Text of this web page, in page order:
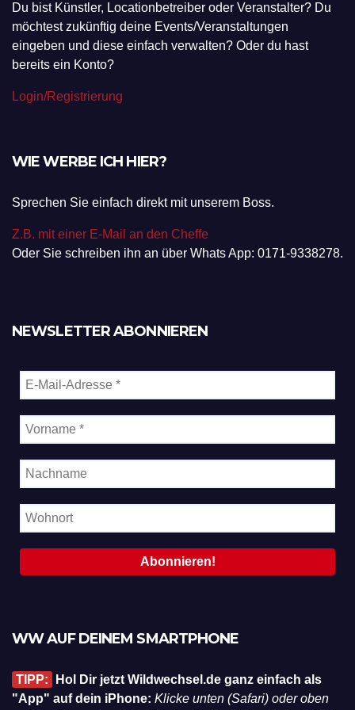
Du bist Künstler, Locationbetreiber oder Veranstalter? Du
möchtest zukünftig deine Events/Veranstaltungen
eingeben und diese einfach verwalten? Oder du hast
bereits ein Konto?
Login/Registrierung
WIE WERBE ICH HIER?
Sprechen Sie einfach direkt mit unserem Boss.
Z.B. mit einer E-Mail an den Cheffe
Oder Sie schreiben ihn an über Whats App: 0171-9338278.
NEWSLETTER ABONNIEREN
WW AUF DEINEM SMARTPHONE
TIPP:
Hol Dir jetzt Wildwechsel.de ganz einfach als
"App" auf dein iPhone: Klicke unten (Safari) oder oben